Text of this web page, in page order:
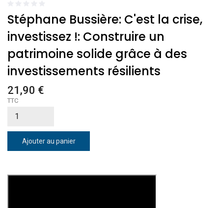
Stéphane Bussière: C'est la crise,
investissez !: Construire un
patrimoine solide grâce à des
investissements résilients
21,90 €
TTC
Ajouter au panier